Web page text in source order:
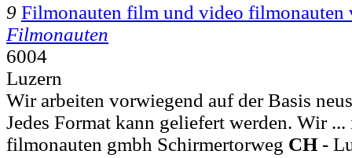
9 Filmonauten film und video
Filmonauten
6004
Luzern
Wir arbeiten vorwiegend auf der Basis
Jedes Format kann geliefert werden. Wir
filmonauten gmbh Schirmertorweg CH -